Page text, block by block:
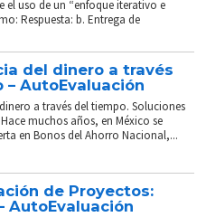
el uso de un “enfoque iterativo e
Respuesta: b. Entrega de
del dinero a través
– AutoEvaluación
a través del tiempo. Soluciones
muchos años, en México se
en Bonos del Ahorro Nacional,...
de Proyectos:
AutoEvaluación